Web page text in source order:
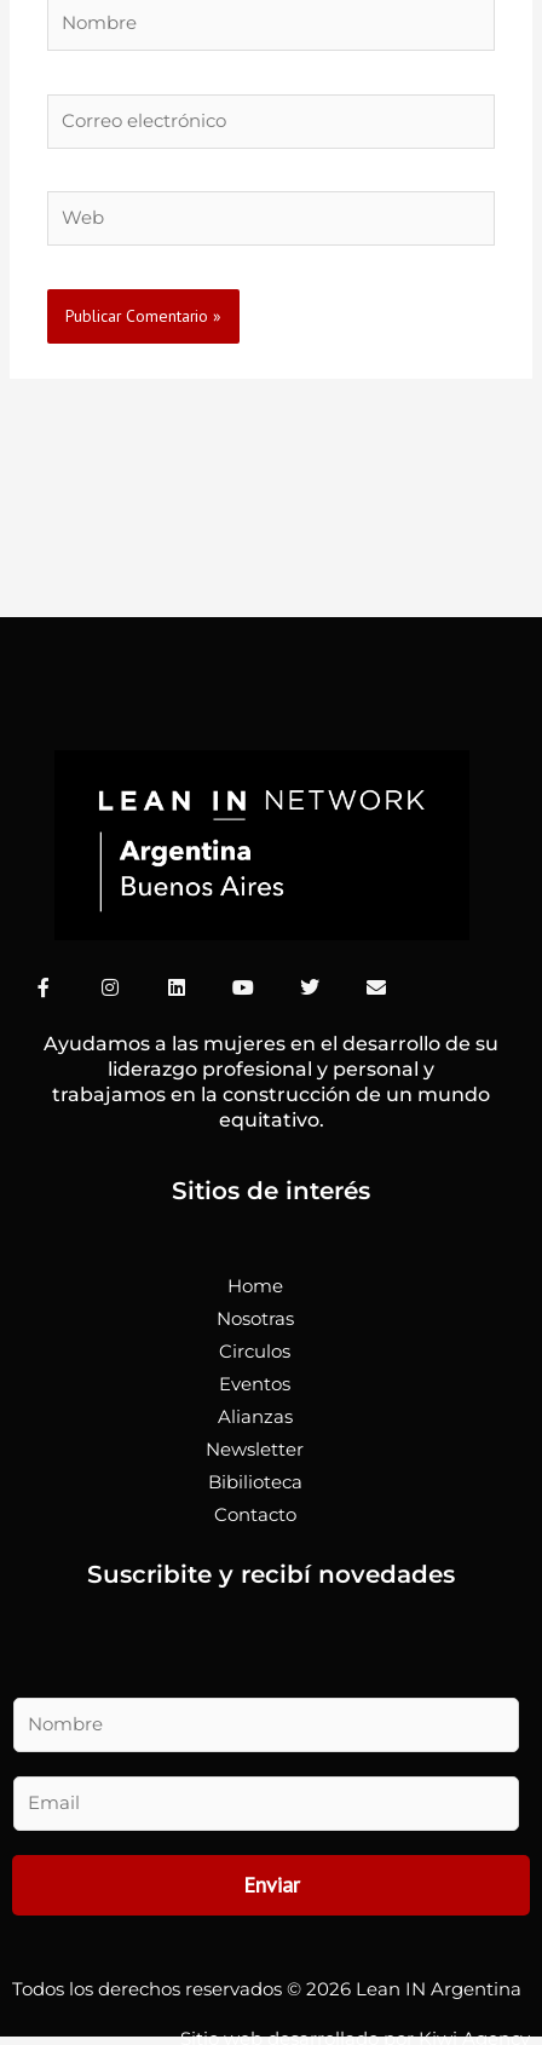
electrónico
F
a
e
b
o
I
n
t
a
g
r
L
i
k
e
d
i
Y
o
t
u
b
e
T
w
t
t
e
r
E
n
e
l
o
p
Ayudamos a las mujeres en el desarrollo de su
liderazgo profesional y personal y
trabajamos en la construcción de un mundo
equitativo.
Sitios de interés
Home
Nosotras
Circulos
Eventos
Alianzas
Newsletter
Bibilioteca
Contacto
Suscribite y recibí novedades
N
b
e
*
E
m
a
i
(
p
Enviar
Todos los derechos reservados © 2026 Lean IN Argentina
Sitio web desarrollado por Kiwi Agency